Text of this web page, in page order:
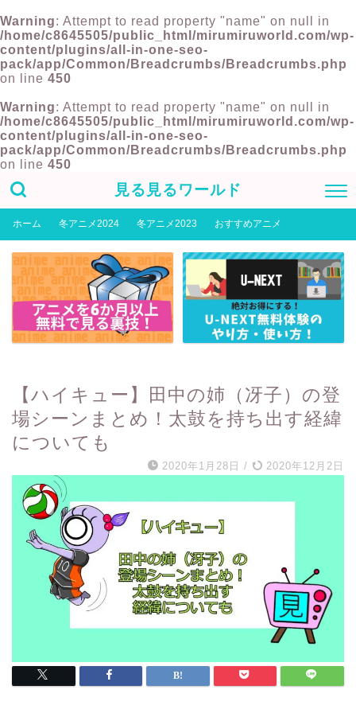
Warning: Attempt to read property "name" on null in
/home/c8645505/public_html/mirumiruworld.com/wp-
content/plugins/all-in-one-seo-
pack/app/Common/Breadcrumbs/Breadcrumbs.php
on line 450
Warning: Attempt to read property "name" on null in
/home/c8645505/public_html/mirumiruworld.com/wp-
content/plugins/all-in-one-seo-
pack/app/Common/Breadcrumbs/Breadcrumbs.php
on line 450
見る見るワールド
ホーム 冬アニメ2024 冬アニメ2023 おすすめアニメ
【ハイキュー】田中の姉（冴子）の登
場シーンまとめ！太鼓を持ち出す経緯
についても
2020年1月28日 / 2020年12月2日